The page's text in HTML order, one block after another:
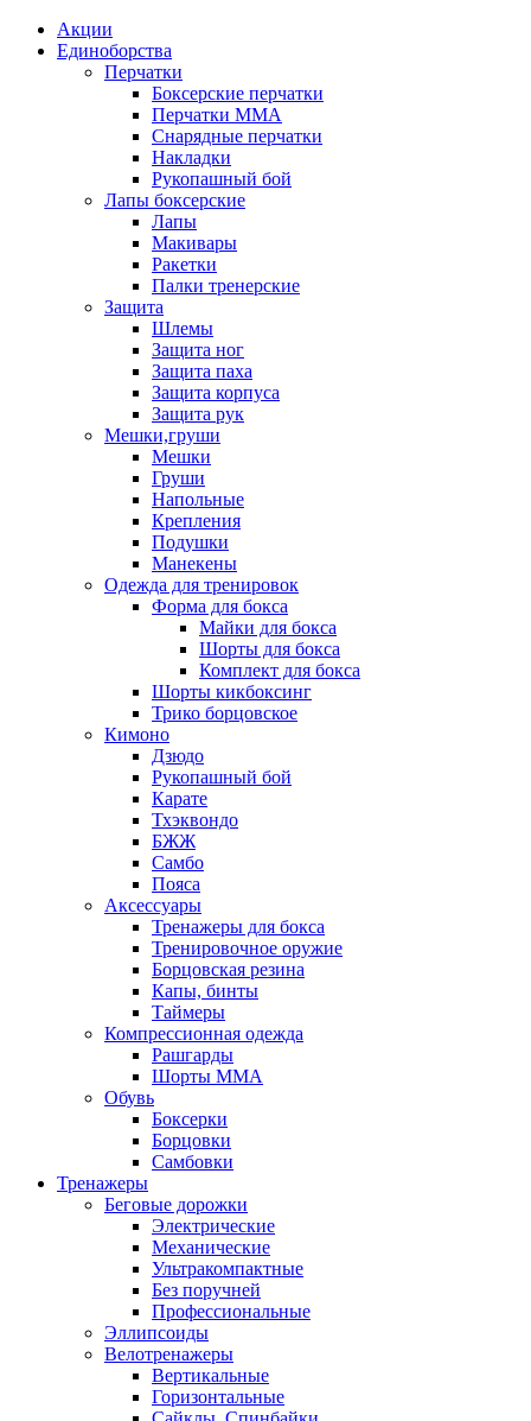
Акции
Единоборства
Перчатки
Боксерские перчатки
Перчатки ММА
Снарядные перчатки
Накладки
Рукопашный бой
Лапы боксерские
Лапы
Макивары
Ракетки
Палки тренерские
Защита
Шлемы
Защита ног
Защита паха
Защита корпуса
Защита рук
Мешки,груши
Мешки
Груши
Напольные
Крепления
Подушки
Манекены
Одежда для тренировок
Форма для бокса
Майки для бокса
Шорты для бокса
Комплект для бокса
Шорты кикбоксинг
Трико борцовское
Кимоно
Дзюдо
Рукопашный бой
Карате
Тхэквондо
БЖЖ
Самбо
Пояса
Аксессуары
Тренажеры для бокса
Тренировочное оружие
Борцовская резина
Капы, бинты
Таймеры
Компрессионная одежда
Рашгарды
Шорты MMA
Обувь
Боксерки
Борцовки
Самбовки
Тренажеры
Беговые дорожки
Электрические
Механические
Ультракомпактные
Без поручней
Профессиональные
Эллипсоиды
Велотренажеры
Вертикальные
Горизонтальные